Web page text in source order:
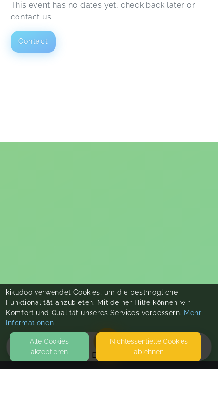
EVENTS
This event has no dates yet, check back later or
contact us.
Contact
kikudoo verwendet Cookies, um die bestmögliche
Funktionalität anzubieten. Mit deiner Hilfe können wir
Komfort und Qualität unseres Services verbessern. Mehr
Informationen
Alle Cookies
akzeptieren
Nicht­essentielle Cookies
ablehnen